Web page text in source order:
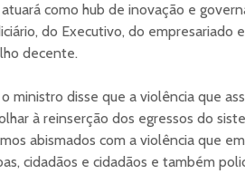
como hub de inovação e
do Executivo, do empresariado
decente.
ministro disse que a violência que
à reinserção dos egressos do
abismados com a violência que
cidadãos e cidadãos e também